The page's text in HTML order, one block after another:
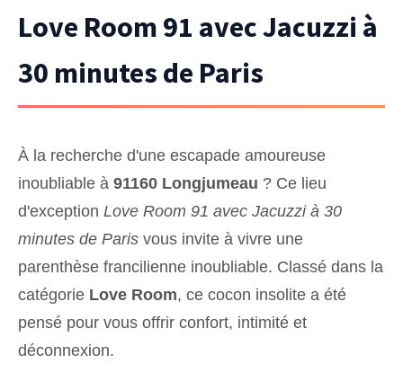
Love Room 91 avec Jacuzzi à
30 minutes de Paris
À la recherche d'une escapade amoureuse
inoubliable à 91160 Longjumeau ? Ce lieu
d'exception Love Room 91 avec Jacuzzi à 30
minutes de Paris vous invite à vivre une
parenthèse francilienne inoubliable. Classé dans la
catégorie Love Room, ce cocon insolite a été
pensé pour vous offrir confort, intimité et
déconnexion.